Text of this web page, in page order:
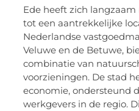
Ede heeft zich
tot een aantrekkelijke
Nederlandse
Veluwe en de Betuwe,
combinatie van
voorzieningen. De stad
economie, ondersteund
werkgevers in de regio.